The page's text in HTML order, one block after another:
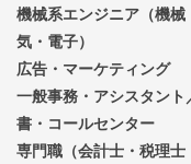
機械系エンジニア（機械
気・電子）
広告・マーケティング
一般事務・アシスタント
書・コールセンター
専門職（会計士・税理士